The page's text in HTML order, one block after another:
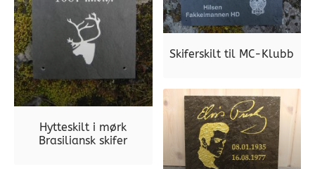
Hytteskilt i mørk
Brasiliansk skifer
Skiferskilt til MC-Klubb